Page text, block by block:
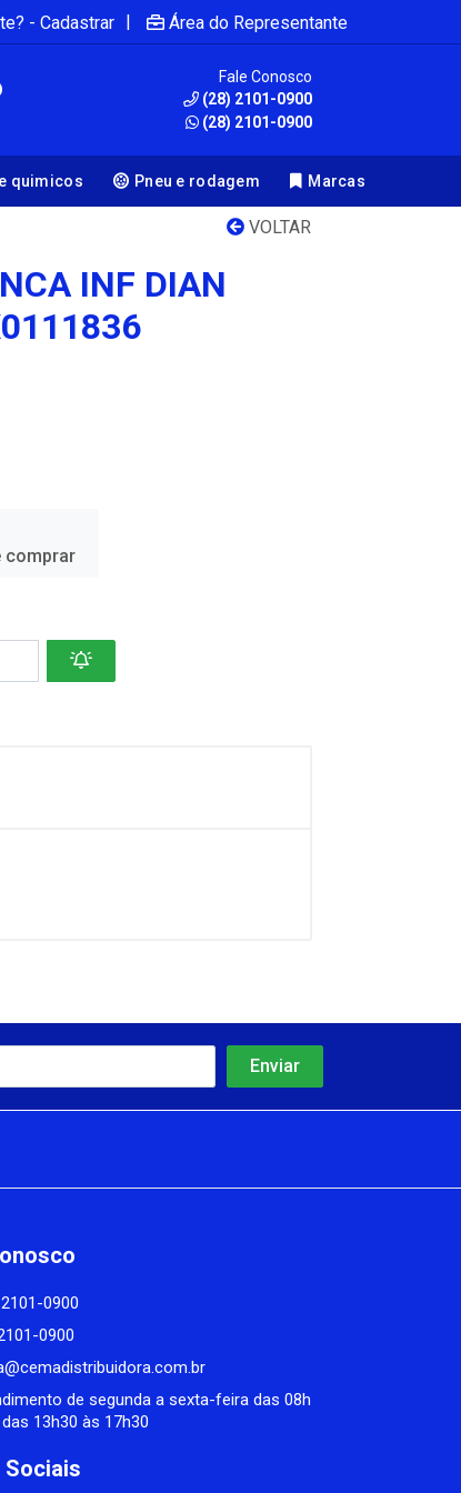
- Cadastrar | Área do Representante
Fale Conosco
(28) 2101-0900
(28) 2101-0900
quimicos Pneu e rodagem Marcas
VOLTAR
INF DIAN
comprar
0900
0900
de segunda a sexta-feira das 08h
13h30 às 17h30
Sociais